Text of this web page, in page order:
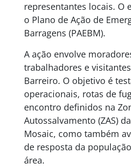
representantes locais. O
o Plano de Ação de
Barragens (PAEBM).
A ação envolve
trabalhadores e
Barreiro. O objetivo é
operacionais, rotas de
encontro definidos na
Autossalvamento (ZAS)
Mosaic, como também
de resposta da
área.